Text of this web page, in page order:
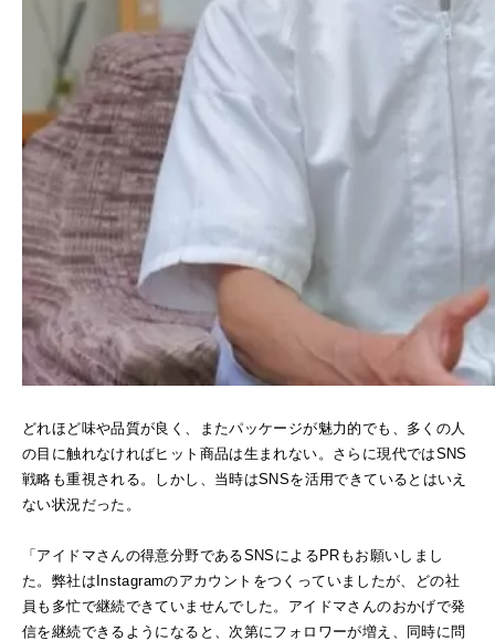
どれほど味や品質が良く、またパッケージが魅力的でも、多くの人
の目に触れなければヒット商品は生まれない。さらに現代ではSNS
戦略も重視される。しかし、当時はSNSを活用できているとはいえ
ない状況だった。
「アイドマさんの得意分野であるSNSによるPRもお願いしまし
た。弊社はInstagramのアカウントをつくっていましたが、どの社
員も多忙で継続できていませんでした。アイドマさんのおかげで発
信を継続できるようになると、次第にフォロワーが増え、同時に問